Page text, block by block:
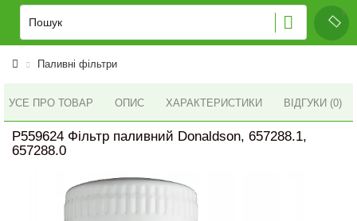
Паливні фільтри
УСЕ ПРО ТОВАР ОПИС ХАРАКТЕРИСТИКИ ВІДГУКИ (0)
P559624 Фільтр паливний Donaldson, 657288.1,
657288.0